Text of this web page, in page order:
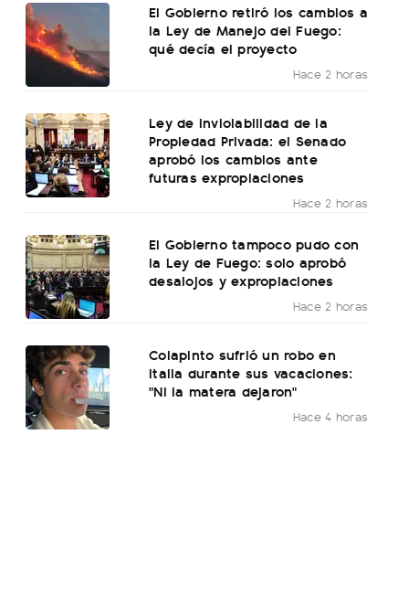
El Gobierno retiró los cambios a
la Ley de Manejo del Fuego:
qué decía el proyecto
Hace 2 horas
Ley de Inviolabilidad de la
Propiedad Privada: el Senado
aprobó los cambios ante
futuras expropiaciones
Hace 2 horas
El Gobierno tampoco pudo con
la Ley de Fuego: solo aprobó
desalojos y expropiaciones
Hace 2 horas
Colapinto sufrió un robo en
Italia durante sus vacaciones:
"Ni la matera dejaron"
Hace 4 horas